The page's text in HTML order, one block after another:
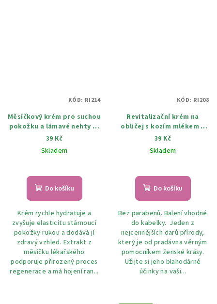
Měsíčkový krém pro suchou
pokožku a lámavé nehty 45
ml
39 Kč
Skladem
Do košíku
Krém rychle hydratuje a
zvyšuje elasticitu stárnoucí
pokožky rukou a dodává jí
zdravý vzhled. Extrakt z
měsíčku lékařského
podporuje přirozený proces
regenerace a má hojení ran...
KÓD: RI214
Revitalizační krém na
obličej s kozím mlékem a
olivovým olejem 45 ml
39 Kč
Skladem
Do košíku
Bez parabenů. Balení vhodné
do kabelky. Jeden z
nejcennějších darů přírody,
který je od pradávna věrným
pomocníkem ženské krásy.
Užijte si jeho blahodárné
účinky na vaši...
KÓD: RI208